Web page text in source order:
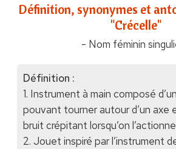
Définition, synonymes et
"Crécelle"
- Nom féminin
Définition :
1. Instrument à main composé
pouvant tourner autour d’un axe
bruit crépitant lorsqu’on
2. Jouet inspiré par l’instrument